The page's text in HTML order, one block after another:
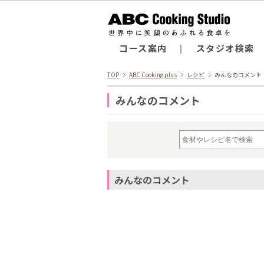
コース案内 スタジオ検索
TOP ABC Cooking plus レシピ みんなのコメント
みんなのコメント
みんなのコメント